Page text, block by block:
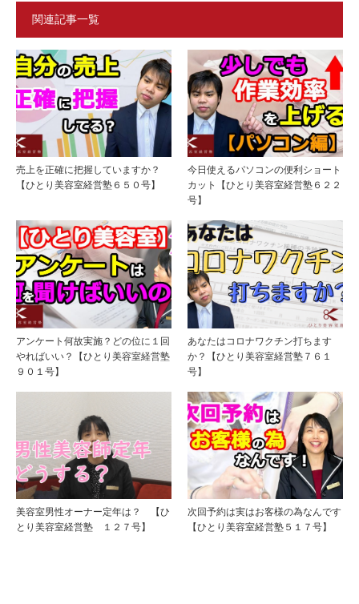
関連記事一覧
売上を正確に把握していますか？
【ひとり美容室経営塾６５０号】
今日使えるパソコンの便利ショート
カット【ひとり美容室経営塾６２２
号】
アンケート何故実施？どの位に１回
やればいい？【ひとり美容室経営塾
９０１号】
あなたはコロナワクチン打ちます
か？【ひとり美容室経営塾７６１
号】
美容室男性オーナー定年は？ 【ひ
とり美容室経営塾 １２７号】
次回予約は実はお客様の為なんです
【ひとり美容室経営塾５１７号】